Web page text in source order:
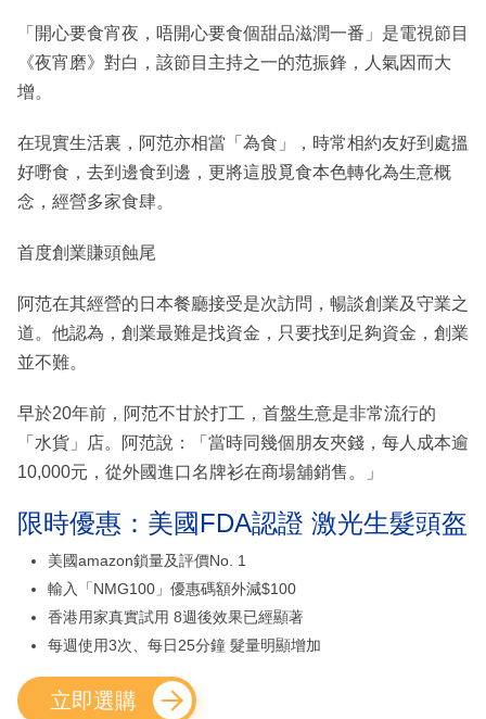
「開心要食宵夜，唔開心要食個甜品滋潤一番」是電視節目
《夜宵磨》對白，該節目主持之一的范振鋒，人氣因而大
增。
在現實生活裏，阿范亦相當「為食」，時常相約友好到處搵
好嘢食，去到邊食到邊，更將這股覓食本色轉化為生意概
念，經營多家食肆。
首度創業賺頭蝕尾
阿范在其經營的日本餐廳接受是次訪問，暢談創業及守業之
道。他認為，創業最難是找資金，只要找到足夠資金，創業
並不難。
早於20年前，阿范不甘於打工，首盤生意是非常流行的
「水貨」店。阿范說：「當時同幾個朋友夾錢，每人成本逾
10,000元，從外國進口名牌衫在商場舖銷售。」
限時優惠：美國FDA認證 激光生髮頭盔
美國amazon鎖量及評價No. 1
輸入「NMG100」優惠碼額外減$100
香港用家真實試用 8週後效果已經顯著
每週使用3次、每日25分鐘 髮量明顯增加
立即選購